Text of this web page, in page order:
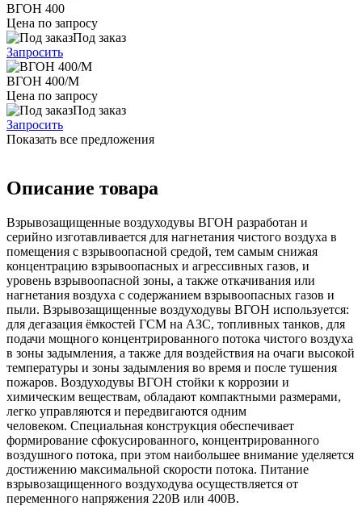
ВГОН 400
Цена по запросу
Под заказ
Запросить
ВГОН 400/M
Цена по запросу
Под заказ
Запросить
Показать все предложения
Описание товара
Взрывозащищенные воздуходувы ВГОН разработан и
серийно изготавливается для нагнетания чистого воздуха в
помещения с взрывоопасной средой, тем самым снижая
концентрацию взрывоопасных и агрессивных газов, и
уровень взрывоопасной зоны, а также откачивания или
нагнетания воздуха с содержанием взрывоопасных газов и
пыли. Взрывозащищенные воздуходувы ВГОН используется:
для дегазация ёмкостей ГСМ на АЗС, топливных танков, для
подачи мощного концентрированного потока чистого воздуха
в зоны задымления, а также для воздействия на очаги высокой
температуры и зоны задымления во время и после тушения
пожаров. Воздуходувы ВГОН стойки к коррозии и
химическим веществам, обладают компактными размерами,
легко управляются и передвигаются одним
человеком. Специальная конструкция обеспечивает
формирование сфокусированного, концентрированного
воздушного потока, при этом наибольшее внимание уделяется
достижению максимальной скорости потока. Питание
взрывозащищенного воздуходува осуществляется от
переменного напряжения 220В или 400В.